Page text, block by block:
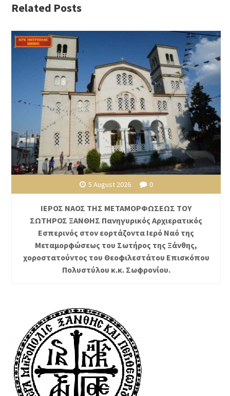
Related Posts
5 August 2026 0
ΙΕΡΟΣ ΝΑΟΣ ΤΗΣ ΜΕΤΑΜΟΡΦΩΣΕΩΣ ΤΟΥ
ΣΩΤΗΡΟΣ ΞΑΝΘΗΣ Πανηγυρικός Αρχιερατικός
Εσπερινός στον εορτάζοντα Ιερό Ναό της
Μεταμορφώσεως του Σωτήρος της Ξάνθης,
χοροστατούντος του Θεοφιλεστάτου Επισκόπου
Πολυστύλου κ.κ. Σωφρονίου.